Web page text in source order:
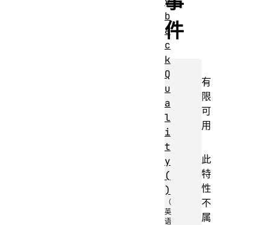
件
有
限
可
用
此
特
性
不
属
b
a
c
k
Q
u
a
l
i
t
y
(
)